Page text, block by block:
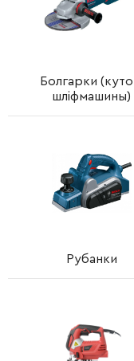
Болгарки
шліфмашины)
Рубанки